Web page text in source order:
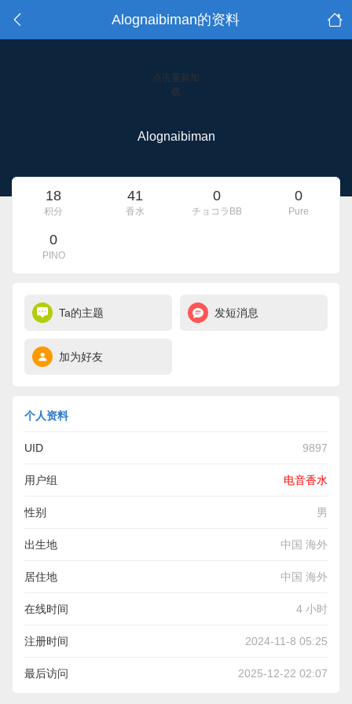
Alognaibiman的资料
点击重新加
载
Alognaibiman
18
积分
41
香水
0
チョコラBB
0
Pure
0
PINO
Ta的主题 发短消息
加为好友
个人资料
UID 9897
用户组 电音香水
性别 男
出生地 中国 海外
居住地 中国 海外
在线时间 4 小时
注册时间 2024-11-8 05:25
最后访问 2025-12-22 02:07